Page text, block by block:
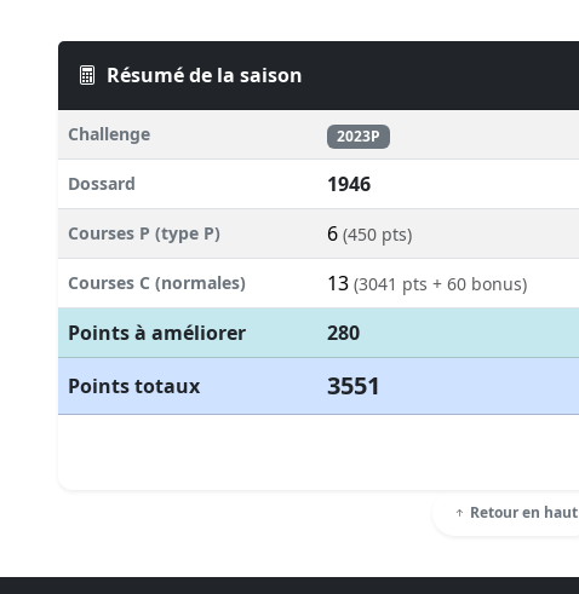
Résumé de la saison
Challenge 2023P
Dossard 1946
Courses P (type P) 6 (450 pts)
Courses C (normales) 13 (3041 pts + 60 bonus)
Points à améliorer
280
Points totaux
3551
Retour en haut